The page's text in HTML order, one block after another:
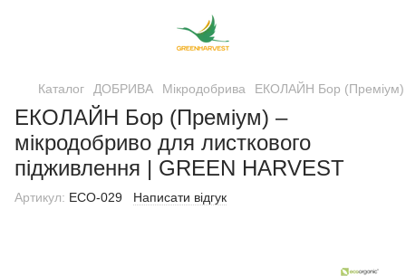
Каталог ДОБРИВА Мікродобрива ЕКОЛАЙН Бор (Преміум)
ЕКОЛАЙН Бор (Преміум) –
мікродобриво для листкового
підживлення | GREEN HARVEST
Артикул: ECO-029 Написати відгук